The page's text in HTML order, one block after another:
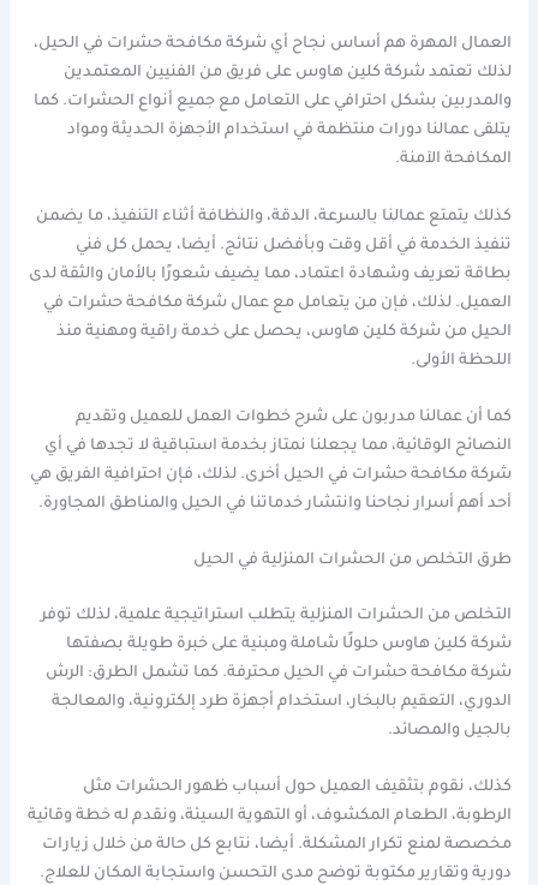
العمال المهرة هم أساس نجاح أي شركة مكافحة حشرات في الحيل،
لذلك تعتمد شركة كلين هاوس على فريق من الفنيين المعتمدين
والمدربين بشكل احترافي على التعامل مع جميع أنواع الحشرات. كما
يتلقى عمالنا دورات منتظمة في استخدام الأجهزة الحديثة ومواد
المكافحة الآمنة.
كذلك يتمتع عمالنا بالسرعة، الدقة، والنظافة أثناء التنفيذ، ما يضمن
تنفيذ الخدمة في أقل وقت وبأفضل نتائج. أيضا، يحمل كل فني
بطاقة تعريف وشهادة اعتماد، مما يضيف شعورًا بالأمان والثقة لدى
العميل. لذلك، فإن من يتعامل مع عمال شركة مكافحة حشرات في
الحيل من شركة كلين هاوس، يحصل على خدمة راقية ومهنية منذ
اللحظة الأولى.
كما أن عمالنا مدربون على شرح خطوات العمل للعميل وتقديم
النصائح الوقائية، مما يجعلنا نمتاز بخدمة استباقية لا تجدها في أي
شركة مكافحة حشرات في الحيل أخرى. لذلك، فإن احترافية الفريق هي
أحد أهم أسرار نجاحنا وانتشار خدماتنا في الحيل والمناطق المجاورة.
طرق التخلص من الحشرات المنزلية في الحيل
التخلص من الحشرات المنزلية يتطلب استراتيجية علمية، لذلك توفر
شركة كلين هاوس حلولًا شاملة ومبنية على خبرة طويلة بصفتها
شركة مكافحة حشرات في الحيل محترفة. كما تشمل الطرق: الرش
الدوري، التعقيم بالبخار، استخدام أجهزة طرد إلكترونية، والمعالجة
بالجيل والمصائد.
كذلك، نقوم بتثقيف العميل حول أسباب ظهور الحشرات مثل
الرطوبة، الطعام المكشوف، أو التهوية السيئة، ونقدم له خطة وقائية
مخصصة لمنع تكرار المشكلة. أيضا، نتابع كل حالة من خلال زيارات
دورية وتقارير مكتوبة توضح مدى التحسن واستجابة المكان للعلاج.